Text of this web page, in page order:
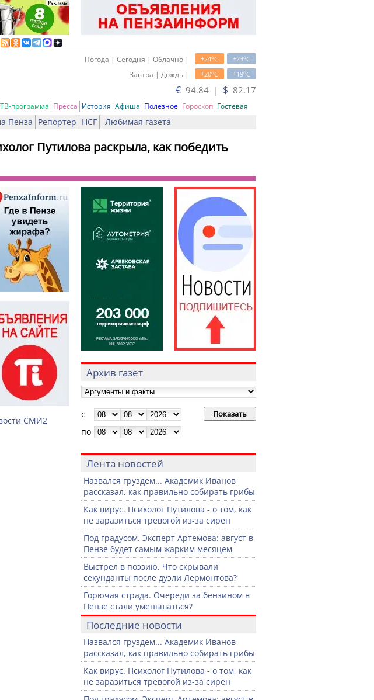
+23oC
+24oC
Погода | Сегодня | Облачно |
+19oC
+20oC
Завтра | Дождь |
€ 94.84 | $ 82.17
ТВ-программа Пресса История Афиша Полезное Гороскоп Гостевая
Пенза Репортер НСГ Любимая газета
Путилова раскрыла, как победить
СМИ2
Архив газет
с
по
Лента новостей
Назвался груздем... Академик Иванов
рассказал, как правильно собирать грибы
Как вирус. Психолог Путилова - о том, как
не заразиться тревогой из-за сирен
Под градусом. Эксперт Артемова: август в
Пензе будет самым жарким месяцем
Выстрел в поэзию. Что скрывали
секунданты после дуэли Лермонтова?
Горючая страда. Очереди за бензином в
Пензе стали уменьшаться?
Последние новости
Назвался груздем... Академик Иванов
рассказал, как правильно собирать грибы
Как вирус. Психолог Путилова - о том, как
не заразиться тревогой из-за сирен